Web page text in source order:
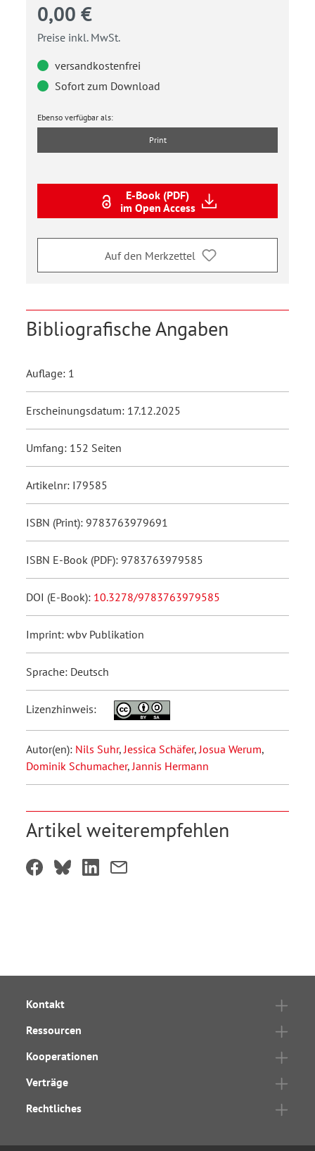
0,00 €
Preise inkl. MwSt.
versandkostenfrei
Sofort zum Download
Ebenso verfügbar als:
Print
E-Book (PDF)
im Open Access
Auf den Merkzettel
Bibliografische Angaben
Auflage: 1
Erscheinungsdatum: 17.12.2025
Umfang: 152 Seiten
Artikelnr: I79585
ISBN (Print): 9783763979691
ISBN E-Book (PDF): 9783763979585
DOI (E-Book): 10.3278/9783763979585
Imprint: wbv Publikation
Sprache: Deutsch
Lizenzhinweis:
Autor(en): Nils Suhr,Jessica Schäfer,Josua Werum,
Dominik Schumacher,Jannis Hermann
Artikel weiterempfehlen
Kontakt
Ressourcen
Kooperationen
Verträge
Rechtliches